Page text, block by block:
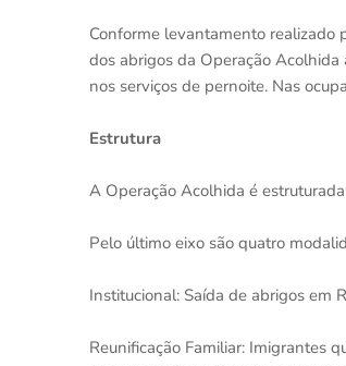
Conforme levantamento realizado
dos abrigos da Operação
nos serviços de pernoite. Nas
Estrutura
A Operação Acolhida é
Pelo último eixo são quatro
Institucional: Saída de abrigos em
Reunificação Familiar: Imigrantes